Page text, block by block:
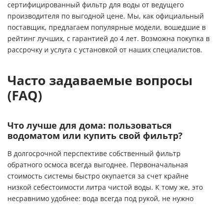
сертифицированный фильтр для воды от ведущего
производителя по выгодной цене. Мы, как официальный
поставщик, предлагаем популярные модели, вошедшие в
рейтинг лучших, с гарантией до 4 лет. Возможна покупка в
рассрочку и услуга с установкой от наших специалистов.
Часто задаваемые вопросы
(FAQ)
Что лучше для дома: пользоваться
водоматом или купить свой фильтр?
В долгосрочной перспективе собственный фильтр
обратного осмоса всегда выгоднее. Первоначальная
стоимость системы быстро окупается за счет крайне
низкой себестоимости литра чистой воды. К тому же, это
несравнимо удобнее: вода всегда под рукой, не нужно